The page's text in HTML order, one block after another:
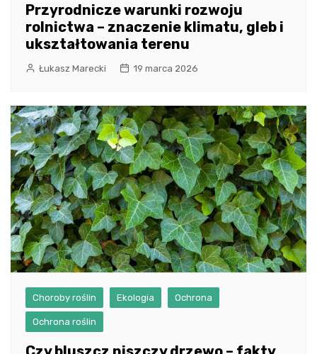
Przyrodnicze warunki rozwoju
rolnictwa – znaczenie klimatu, gleb i
ukształtowania terenu
Łukasz Marecki 19 marca 2026
Choroby roślin Ekologia Ochrona
Ochrona roślin